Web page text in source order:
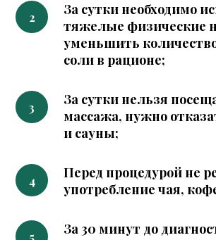
За сутки необходимо
тяжелые физические
уменьшить
соли в рационе;
За сутки нельзя
массажа, нужно
и сауны;
Перед процедурой не
употребление чая,
За 30 минут до